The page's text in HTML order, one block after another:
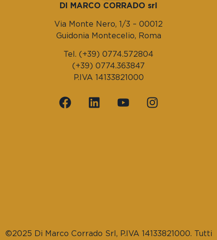
DI MARCO CORRADO srl
Via Monte Nero, 1/3 – 00012
Guidonia Montecelio, Roma
Tel. (+39) 0774.572804
(+39) 0774.363847
P.IVA 14133821000
©2025 Di Marco Corrado Srl, P.IVA 14133821000. Tutti